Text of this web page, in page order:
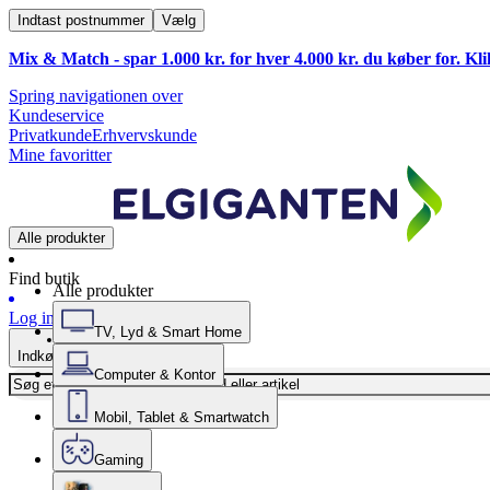
Indtast postnummer Vælg
Mix & Match - spar 1.000 kr. for hver 4.000 kr. du køber for.
Spring navigationen over
Kundeservice
PrivatkundeErhvervskunde
Mine favoritter
Alle produkter
Find butik
Log ind
Indkøbskurv
Alle produkter
TV, Lyd & Smart Home
Computer & Kontor
Mobil, Tablet & Smartwatch
Gaming